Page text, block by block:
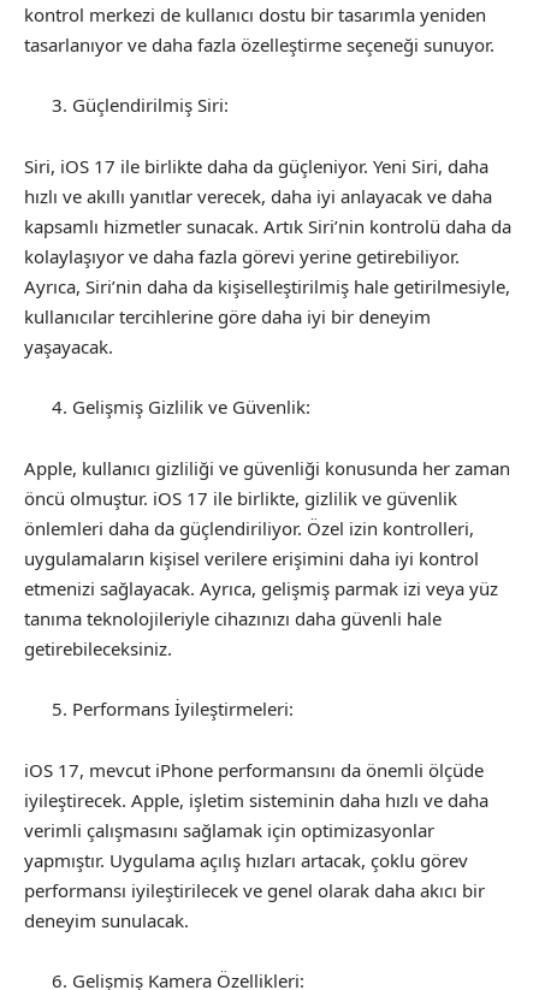
kontrol merkezi de kullanıcı dostu bir tasarımla yeniden
tasarlanıyor ve daha fazla özelleştirme seçeneği sunuyor.
Güçlendirilmiş Siri:
Siri, iOS 17 ile birlikte daha da güçleniyor. Yeni Siri, daha
hızlı ve akıllı yanıtlar verecek, daha iyi anlayacak ve daha
kapsamlı hizmetler sunacak. Artık Siri’nin kontrolü daha da
kolaylaşıyor ve daha fazla görevi yerine getirebiliyor.
Ayrıca, Siri’nin daha da kişiselleştirilmiş hale getirilmesiyle,
kullanıcılar tercihlerine göre daha iyi bir deneyim
yaşayacak.
Gelişmiş Gizlilik ve Güvenlik:
Apple, kullanıcı gizliliği ve güvenliği konusunda her zaman
öncü olmuştur. iOS 17 ile birlikte, gizlilik ve güvenlik
önlemleri daha da güçlendiriliyor. Özel izin kontrolleri,
uygulamaların kişisel verilere erişimini daha iyi kontrol
etmenizi sağlayacak. Ayrıca, gelişmiş parmak izi veya yüz
tanıma teknolojileriyle cihazınızı daha güvenli hale
getirebileceksiniz.
Performans İyileştirmeleri:
iOS 17, mevcut iPhone performansını da önemli ölçüde
iyileştirecek. Apple, işletim sisteminin daha hızlı ve daha
verimli çalışmasını sağlamak için optimizasyonlar
yapmıştır. Uygulama açılış hızları artacak, çoklu görev
performansı iyileştirilecek ve genel olarak daha akıcı bir
deneyim sunulacak.
Gelişmiş Kamera Özellikleri: